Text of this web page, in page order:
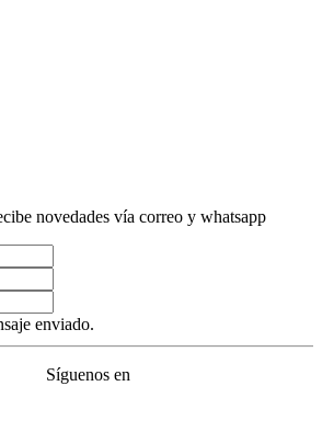
novedades vía correo y whatsapp
enviado.
Síguenos en